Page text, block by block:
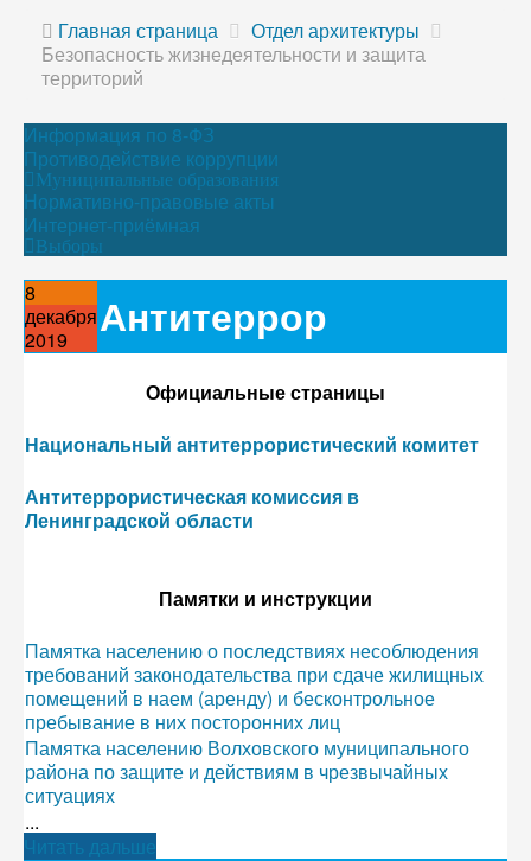
Главная страница
Отдел архитектуры
Безопасность жизнедеятельности и защита
территорий
Информация по 8-ФЗ
Противодействие коррупции
Муниципальные образования
Нормативно-правовые акты
Интернет-приёмная
Выборы
8
декабря
2019
Антитеррор
Официальные страницы
Национальный антитеррористический комитет
Антитеррористическая комиссия в
Ленинградской области
Памятки и инструкции
Памятка населению о последствиях несоблюдения
требований законодательства при сдаче жилищных
помещений в наем (аренду) и бесконтрольное
пребывание в них посторонних лиц
Памятка населению Волховского муниципального
района по защите и действиям в чрезвычайных
ситуациях
...
Читать дальше